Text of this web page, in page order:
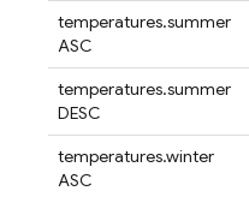
temperatures.summer
ASC
temperatures.summer
DESC
temperatures.winter
ASC